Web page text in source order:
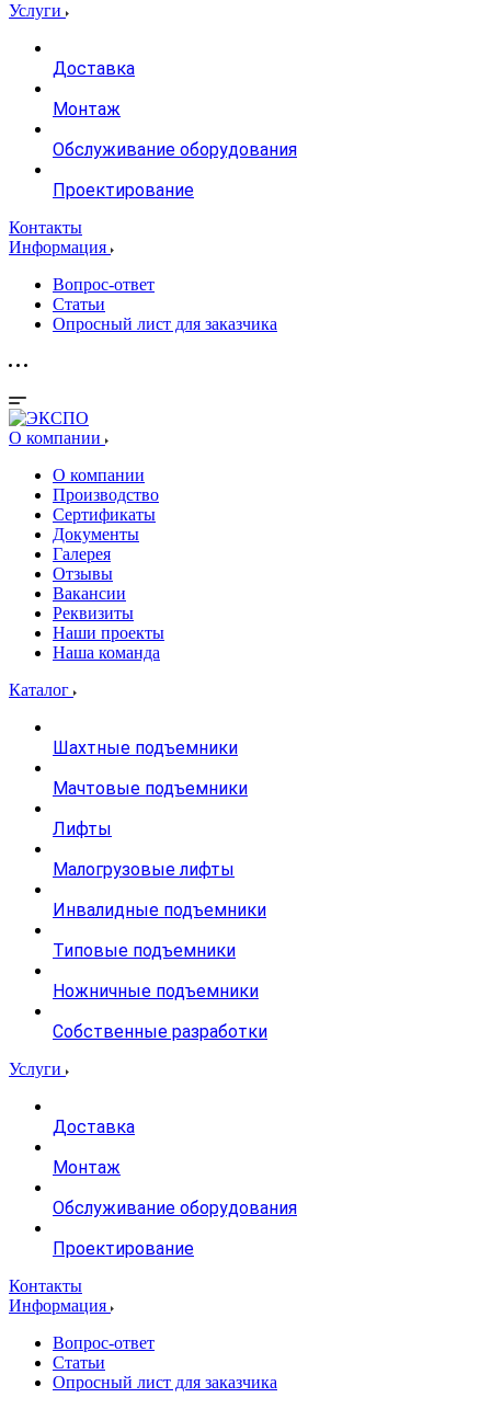
Услуги
Доставка
Монтаж
Обслуживание оборудования
Проектирование
Контакты
Информация
Вопрос-ответ
Статьи
Опросный лист для заказчика
О компании
О компании
Производство
Сертификаты
Документы
Галерея
Отзывы
Вакансии
Реквизиты
Наши проекты
Наша команда
Каталог
Шахтные подъемники
Мачтовые подъемники
Лифты
Малогрузовые лифты
Инвалидные подъемники
Типовые подъемники
Ножничные подъемники
Собственные разработки
Услуги
Доставка
Монтаж
Обслуживание оборудования
Проектирование
Контакты
Информация
Вопрос-ответ
Статьи
Опросный лист для заказчика